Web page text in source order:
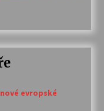
evropské